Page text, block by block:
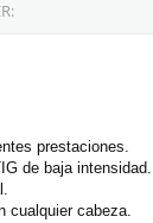
prestaciones.
de baja intensidad.
cualquier cabeza.